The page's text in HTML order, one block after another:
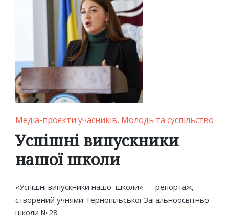
Posted
in
Медіа-проєкти учасників Молодь та суспільство
Успішні випускники
нашої школи
«Успішні випускники нашої школи» — репортаж,
створений учнями Тернопільської Загальноосвітньої
школи №28